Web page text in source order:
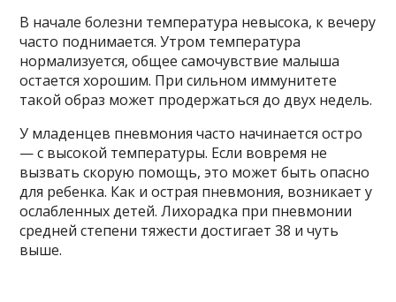
В начале болезни температура невысока, к вечеру
часто поднимается. Утром температура
нормализуется, общее самочувствие малыша
остается хорошим. При сильном иммунитете
такой образ может продержаться до двух недель.
У младенцев пневмония часто начинается остро
— с высокой температуры. Если вовремя не
вызвать скорую помощь, это может быть опасно
для ребенка. Как и острая пневмония, возникает у
ослабленных детей. Лихорадка при пневмонии
средней степени тяжести достигает 38 и чуть
выше.